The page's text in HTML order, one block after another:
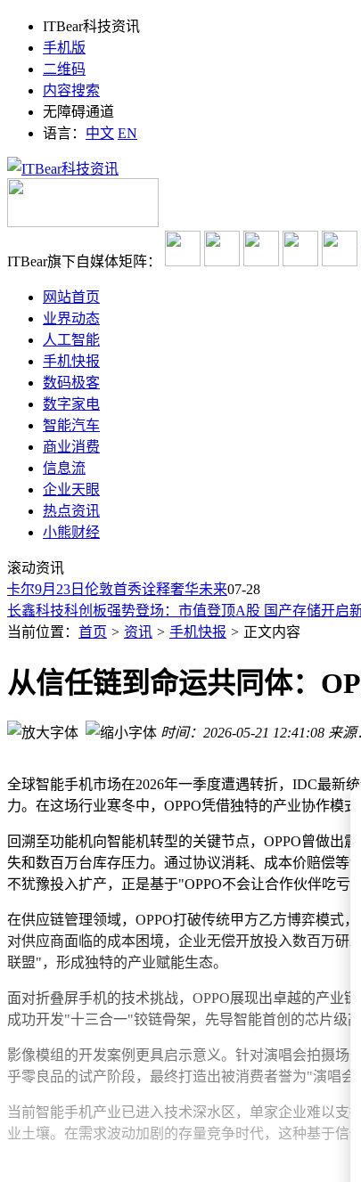
ITBear科技资讯
手机版
二维码
内容搜索
无障碍通道
语言： 中文 EN
ITBear旗下自媒体矩阵：
网站首页
业界动态
人工智能
手机快报
数码极客
数字家电
智能汽车
商业消费
信息流
企业天眼
热点资讯
小熊财经
滚动资讯
9月23日伦敦首秀诠释奢华未来07-28
新型蓝牙安全漏洞曝光：超200万辆汽车面临无接触解锁
长鑫科技强势入场：打破国际DRAM巨头三十年垄断格局
01Agent AI创作助手：3步搞定电商详情页，运营效率飙
长鑫科技科创板强势登场：市值登顶A股 国产存储开启
从46万到16.98万：路虎降价背后，中国新能源定价权换
8月5日尊界时代发布会上，鸿蒙智行首款硬派SUV享界
iPhone 17系列出货超前代：标准版加量不加价成销量增
SK海力士2026年下半年量产LPDDR6：10nm级工艺助力
新型蓝牙安全漏洞曝光：超200万辆汽车面临无接触解锁
当前位置： 首页 > 资讯 > 手机快报 > 正文内容
从信任链到命运共同体：
时间：2026-05-21 12:41:08 来源
全球智能手机市场在2026年一季度遭遇转折，IDC最新
力。在这场行业寒冬中，OPPO凭借独特的产业协作模
回溯至功能机向智能机转型的关键节点，OPPO曾做出
失和数百万台库存压力。通过协议消耗、成本价赔偿等
不犹豫投入扩产，正是基于"OPPO不会让合作伙伴吃亏"
在供应链管理领域，OPPO打破传统甲方乙方博弈模式
对供应商面临的成本困境，企业无偿开放投入数百万研
联盟"，形成独特的产业赋能生态。
面对折叠屏手机的技术挑战，OPPO展现出卓越的产业
成功开发"十三合一"铰链骨架，先导智能首创的芯片级
影像模组的开发案例更具启示意义。针对演唱会拍摄场
乎零良品的试产阶段，最终打造出被消费者誉为"演唱
当前智能手机产业已进入技术深水区，单家企业难以支
业土壤。在需求波动加剧的存量竞争时代，这种基于信